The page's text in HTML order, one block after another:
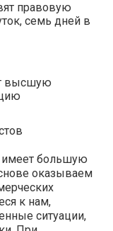
правовую
семь дней в
высшую
имеет большую
оказываем
к нам,
ситуации,